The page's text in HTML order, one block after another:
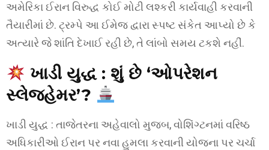
અમેરિકા ઈરાન વિરુદ્ધ કોઈ મોટી લશ્કરી કાર્યવાહી કરવાની
તૈયારીમાં છે. ટ્રમ્પે આ ઈમેજ દ્વારા સ્પષ્ટ સંકેત આપ્યો છે કે
અત્યારે જે શાંતિ દેખાઈ રહી છે, તે લાંબો સમય ટકશે નહીં.
ખાડી યુદ્ધ : શું છે ‘ઓપરેશન
સ્લેજહેમર’?
ખાડી યુદ્ધ : તાજેતરના અહેવાલો મુજબ, વોશિંગ્ટનમાં વરિષ્ઠ
અધિકારીઓ ઈરાન પર નવા હુમલા કરવાની યોજના પર ચર્ચા